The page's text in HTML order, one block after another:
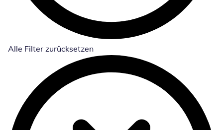
Alle Filter zurücksetzen